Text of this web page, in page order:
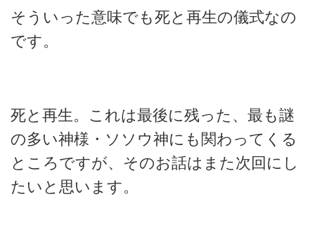
そういった意味でも死と再生の儀式なの
です。
死と再生。これは最後に残った、最も謎
の多い神様・ソソウ神にも関わってくる
ところですが、そのお話はまた次回にし
たいと思います。